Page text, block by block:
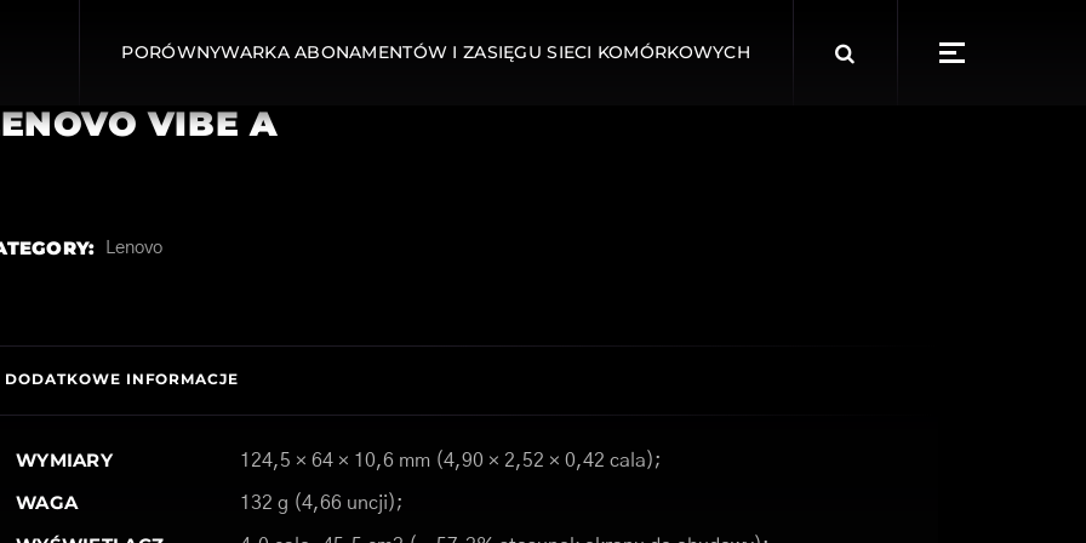
PORÓWNYWARKA ABONAMENTÓW I ZASIĘGU SIECI KOMÓRKOWYCH
for:
VIBE A
Lenovo
DODATKOWE INFORMACJE
WYMIARY 124,5 × 64 × 10,6 mm (4,90 × 2,52 × 0,42 cala);
WAGA 132 g (4,66 uncji);